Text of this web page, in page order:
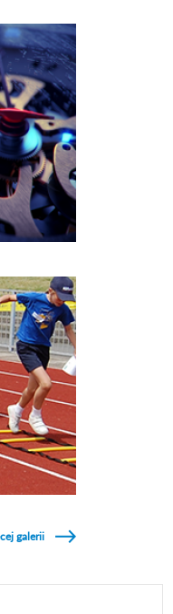
galerii